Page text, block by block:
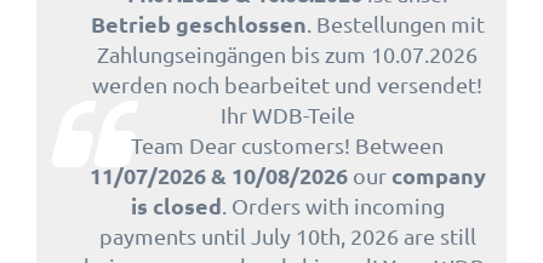
Betrieb geschlossen . Bestellungen mit
Zahlungseingängen bis zum 10.07.2026
werden noch bearbeitet und versendet!
Ihr WDB-Teile
Team Dear customers! Between
11/07/2026 & 10/08/2026our company
is closed . Orders with incoming
payments until July 10th, 2026 are still